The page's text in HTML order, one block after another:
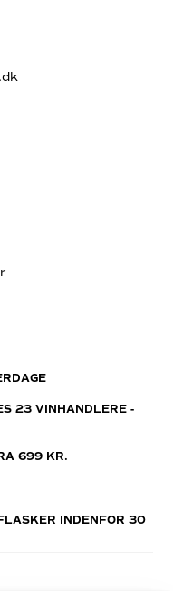
23 VINHANDLERE -
699 KR.
INDENFOR 30